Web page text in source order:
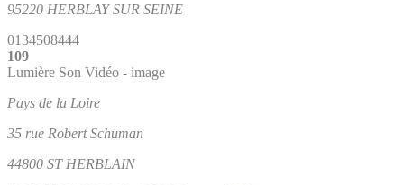
95220 HERBLAY SUR SEINE
0134508444
109
Lumière Son Vidéo - image
Pays de la Loire
35 rue Robert Schuman
44800 ST HERBLAIN